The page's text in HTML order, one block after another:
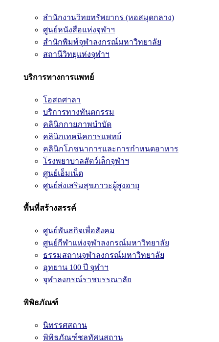
สำนักงานวิทยทรัพยากร (หอสมุดกลาง)
ศูนย์หนังสือแห่งจุฬาฯ
สำนักพิมพ์จุฬาลงกรณ์มหาวิทยาลัย
สถานีวิทยุแห่งจุฬาฯ
บริการทางการแพทย์
โอสถศาลา
บริการทางทันตกรรม
คลินิกกายภาพบำบัด
คลินิกเทคนิคการแพทย์
คลินิกโภชนาการและการกำหนดอาหาร
โรงพยาบาลสัตว์เล็กจุฬาฯ
ศูนย์เอ็มเน็ต
ศูนย์ส่งเสริมสุขภาวะผู้สูงอายุ
พื้นที่สร้างสรรค์
ศูนย์พันธกิจเพื่อสังคม
ศูนย์กีฬาแห่งจุฬาลงกรณ์มหาวิทยาลัย
ธรรมสถานจุฬาลงกรณ์มหาวิทยาลัย
อุทยาน 100 ปี จุฬาฯ
จุฬาลงกรณ์ราชบรรณาลัย
พิพิธภัณฑ์
นิทรรศสถาน
พิพิธภัณฑ์ชลทัศนสถาน